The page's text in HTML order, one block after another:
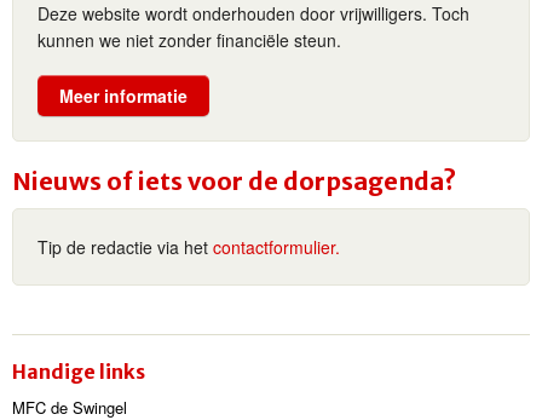
Deze website wordt onderhouden door vrijwilligers. Toch
kunnen we niet zonder financiële steun.
Meer informatie
Nieuws of iets voor de dorpsagenda?
Tip de redactie via het contactformulier.
Handige links
MFC de Swingel